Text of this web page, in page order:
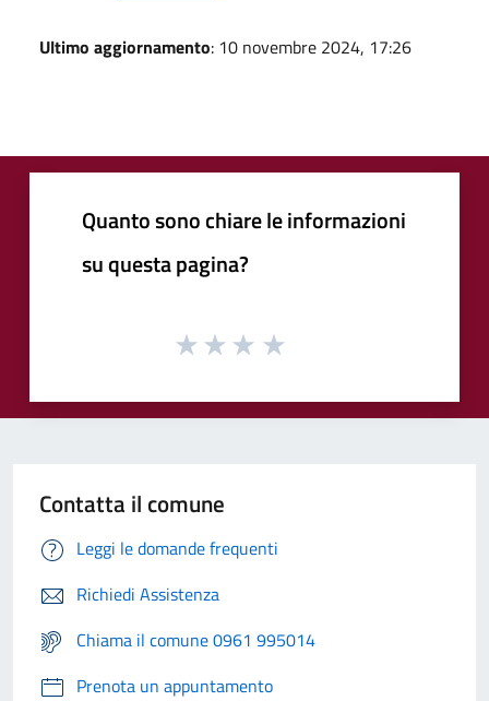
Ultimo aggiornamento: 10 novembre 2024, 17:26
Quanto sono chiare le informazioni
su questa pagina?
Contatta il comune
Leggi le domande frequenti
Richiedi Assistenza
Chiama il comune 0961 995014
Prenota un appuntamento